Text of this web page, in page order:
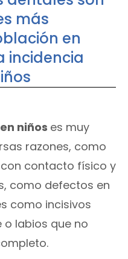
más
en
incidencia
niños es muy
razones, como
contacto físico y
como defectos en
como incisivos
labios que no